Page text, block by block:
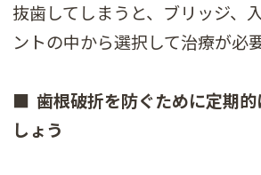
抜歯してしまうと、ブリッジ、
ントの中から選択して治療が必要
■ 歯根破折を防ぐために定期的
しょう